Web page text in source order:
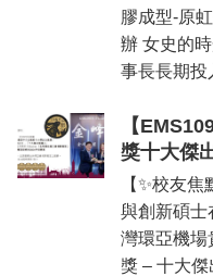
膠成型-原
辦 女史的
事長長期投
【
獎十大傑
【✨校友
與創新碩士
灣環亞機場
獎 – 十大